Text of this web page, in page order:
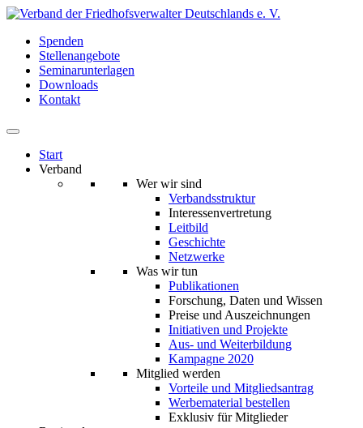
Spenden
Stellenangebote
Seminarunterlagen
Downloads
Kontakt
Start
Verband
Wer wir sind
Verbandsstruktur
Interessenvertretung
Leitbild
Geschichte
Netzwerke
Was wir tun
Publikationen
Forschung, Daten und Wissen
Preise und Auszeichnungen
Initiativen und Projekte
Aus- und Weiterbildung
Kampagne 2020
Mitglied werden
Vorteile und Mitgliedsantrag
Werbematerial bestellen
Exklusiv für Mitglieder